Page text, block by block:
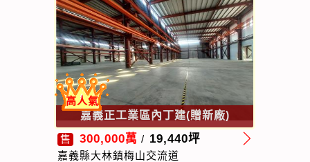
嘉義正工業區內丁建(贈新廠)
高人氣
售 300,000萬 / 19,440坪
嘉義縣大林鎮梅山交流道